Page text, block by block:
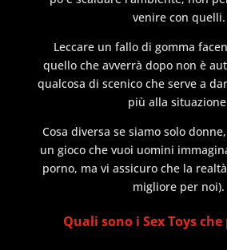
venire con quelli.
Leccare un fallo di gomma
quello che avverrà dopo non è
qualcosa di scenico che serve a
più alla
Cosa diversa se siamo solo
un gioco che vuoi uomini
porno, ma vi assicuro che la
migliore per noi).
Quali sono i Sex Toys